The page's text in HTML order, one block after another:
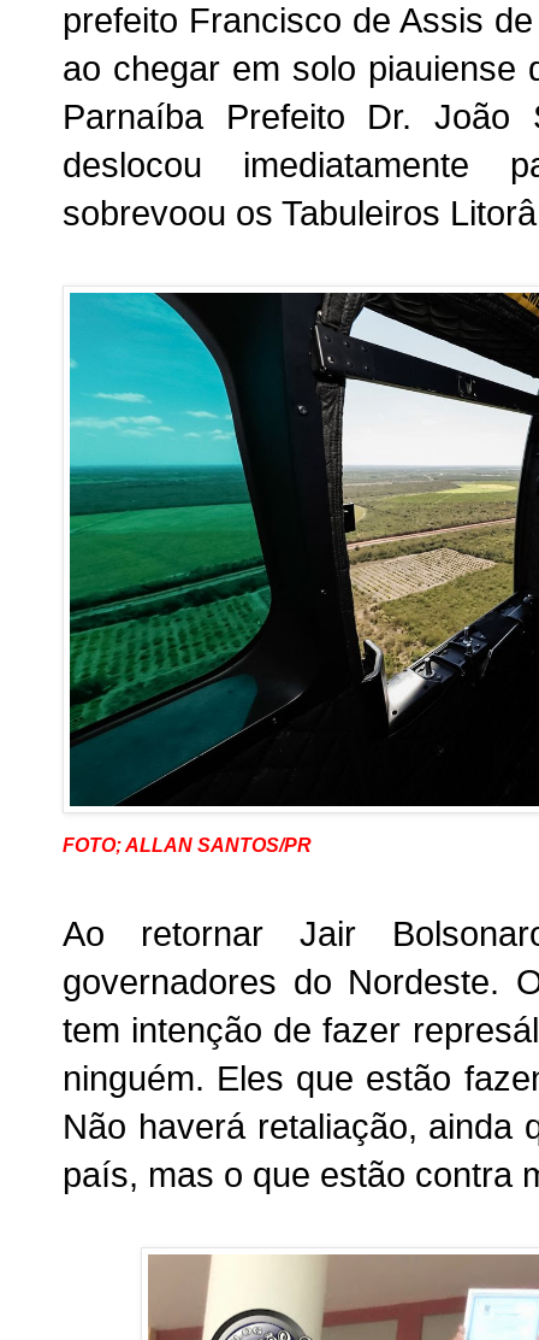
prefeito Francisco de Assis
ao chegar em solo piauiense
Parnaíba Prefeito Dr.
deslocou imediatamente
sobrevoou os Tabuleiros
FOTO; ALLAN SANTOS/PR
Ao retornar Jair
governadores do Nordeste.
tem intenção de fazer
ninguém. Eles que estão
Não haverá retaliação, ainda
país, mas o que estão contra